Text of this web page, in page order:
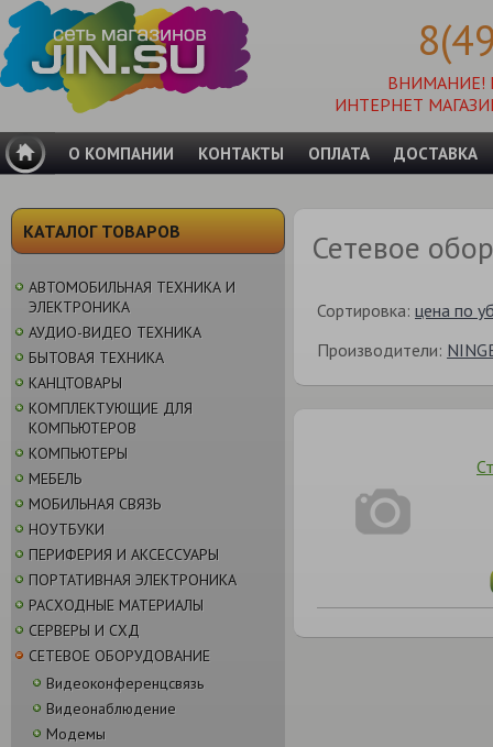
ВНИМАНИЕ!
ИНТЕРНЕТ
О КОМПАНИИ КОНТАКТЫ ОПЛАТА ДОСТАВКА
КАТАЛОГ ТОВАРОВ
АВТОМОБИЛЬНАЯ ТЕХНИКА И
ЭЛЕКТРОНИКА
АУДИО-ВИДЕО ТЕХНИКА
БЫТОВАЯ ТЕХНИКА
КАНЦТОВАРЫ
КОМПЛЕКТУЮЩИЕ ДЛЯ
КОМПЬЮТЕРОВ
КОМПЬЮТЕРЫ
МЕБЕЛЬ
МОБИЛЬНАЯ СВЯЗЬ
НОУТБУКИ
ПЕРИФЕРИЯ И АКСЕССУАРЫ
ПОРТАТИВНАЯ ЭЛЕКТРОНИКА
РАСХОДНЫЕ МАТЕРИАЛЫ
СЕРВЕРЫ И СХД
СЕТЕВОЕ ОБОРУДОВАНИЕ
Видеоконференцсвязь
Видеонаблюдение
Модемы
Сетевое
Сортировка: цена по
Производители: